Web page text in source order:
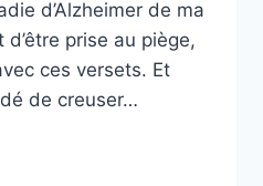
d’Alzheimer de ma
prise au piège,
ces versets. Et
de creuser…